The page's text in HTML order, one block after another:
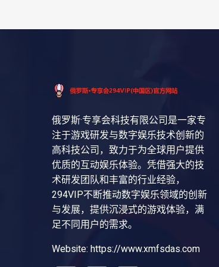
俄罗斯·专享会科技有限公司是一家专
注于游戏研发与数字娱乐技术创新的
高科技公司，致力于为全球用户提供
优质的互动娱乐体验。凭借强大的技
术研发团队和丰富的行业经验，
294VIP不断推动数字娱乐领域的创新
与发展，提供沉浸式的游戏体验，满
足不同用户的需求。
Website: https://www.xmfsdas.com